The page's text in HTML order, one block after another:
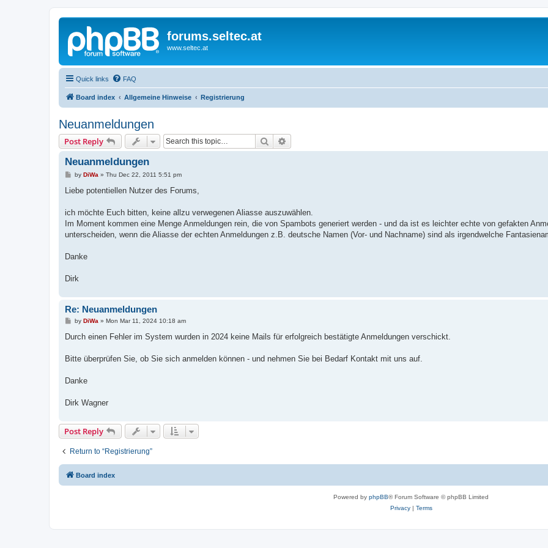
forums.seltec.at
www.seltec.at
Quick links FAQ
Board index Allgemeine Hinweise Registrierung
Neuanmeldungen
Post Reply Search
Neuanmeldungen
P
s
by DiWa » Thu Dec 22, 2011 5:51 pm
Liebe potentiellen Nutzer des Forums,
ich möchte Euch bitten, keine allzu verwegenen Aliasse auszuwählen.
Im Moment kommen eine Menge Anmeldungen rein, die von Spambots generiert werden - und da ist es leichter echte von gefakten
unterscheiden, wenn die Aliasse der echten Anmeldungen z.B. deutsche Namen (Vor- und Nachname) sind als irgendwelche
Danke
Dirk
Re: Neuanmeldungen
P
s
by DiWa » Mon Mar 11, 2024 10:18 am
Durch einen Fehler im System wurden in 2024 keine Mails für erfolgreich bestätigte Anmeldungen verschickt.
Bitte überprüfen Sie, ob Sie sich anmelden können - und nehmen Sie bei Bedarf Kontakt mit uns auf.
Danke
Dirk Wagner
Post Reply
Return to “Registrierung”
Board index
Powered by phpBB® Forum Software © phpBB Limited
Privacy| Terms